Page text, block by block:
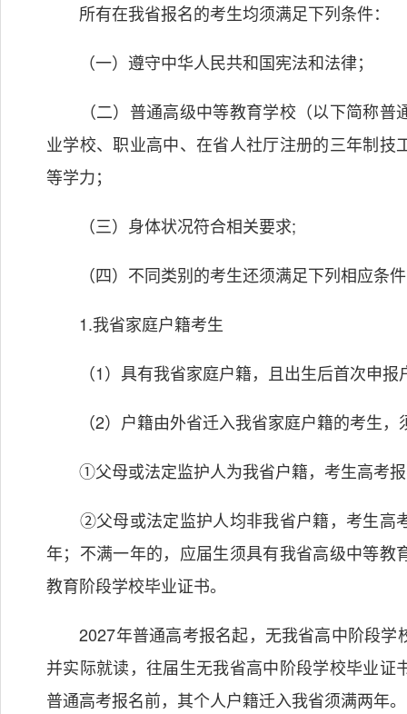
所有在我省报名的考生均须满足下列条件：
（一）遵守中华人民共和国宪法和法律；
（二）普通高级中等教育学校（以下简称普
业学校、职业高中、在省人社厅注册的三年制
等学力；
（三）身体状况符合相关要求;
（四）不同类别的考生还须满足下列相应条
1.我省家庭户籍考生
（1）具有我省家庭户籍，且出生后首次申报
（2）户籍由外省迁入我省家庭户籍的考生，
①父母或法定监护人为我省户籍，考生高考报
②父母或法定监护人均非我省户籍，考生高
年；不满一年的，应届生须具有我省高级中等
教育阶段学校毕业证书。
2027年普通高考报名起，无我省高中阶段学
并实际就读，往届生无我省高中阶段学校毕业
普通高考报名前，其个人户籍迁入我省须满两年。